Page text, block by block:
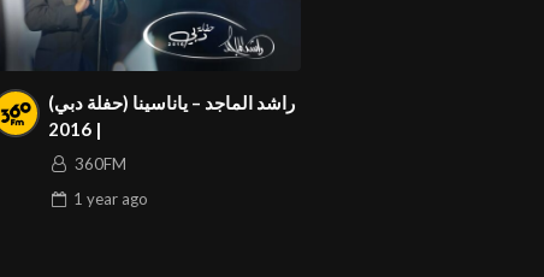
راشد الماجد – ياناسينا (حفلة دبي)
| 2016
360FM
1 year ago